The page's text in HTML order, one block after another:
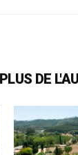
PLUS DE